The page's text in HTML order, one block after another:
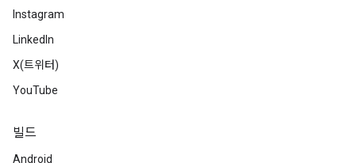
Instagram
LinkedIn
X(트위터)
YouTube
빌드
Android